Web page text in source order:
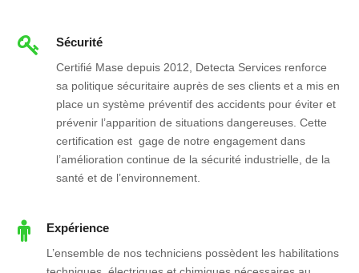
Sécurité
Certifié Mase depuis 2012, Detecta Services renforce
sa politique sécuritaire auprès de ses clients et a mis en
place un système préventif des accidents pour éviter et
prévenir l’apparition de situations dangereuses. Cette
certification est gage de notre engagement dans
l’amélioration continue de la sécurité industrielle, de la
santé et de l’environnement.
Expérience
L’ensemble de nos techniciens possèdent les habilitations